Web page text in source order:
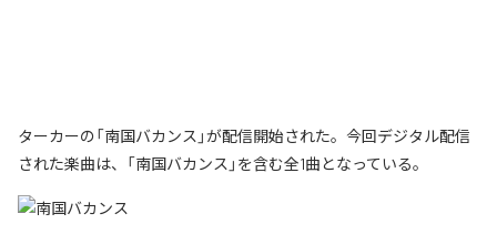
ターカーの「南国バカンス」が配信開始された。今回デジタル配信
された楽曲は、「南国バカンス」を含む全1曲となっている。